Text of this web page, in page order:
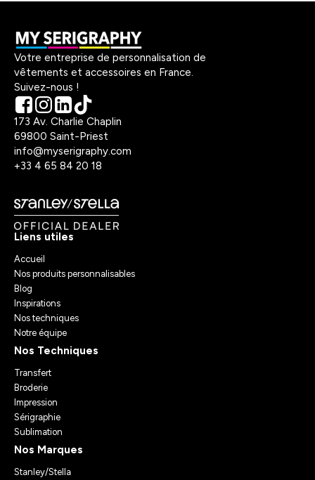
Votre entreprise de personnalisation de
vêtements et accessoires en France.
Suivez-nous !
173 Av. Charlie Chaplin
69800 Saint-Priest
info@myserigraphy.com
+33 4 65 84 20 18
Liens utiles
Accueil
Nos produits personnalisables
Blog
Inspirations
Nos techniques
Notre équipe
Nos Techniques
Transfert
Broderie
Impression
Sérigraphie
Sublimation
Nos Marques
Stanley/Stella